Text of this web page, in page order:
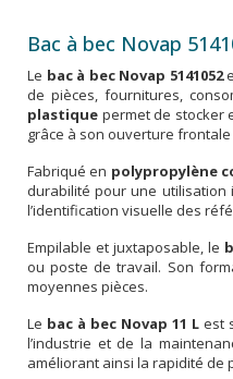
Bac à bec Novap
Le bac à bec Novap 5141052
de pièces, fournitures,
plastique permet de stocker
grâce à son ouverture
Fabriqué en polypropylène
durabilité pour une utilisation
l’identification visuelle des
Empilable et juxtaposable, le
ou poste de travail. Son
moyennes pièces.
Le bac à bec Novap 11 L est
l’industrie et de la
améliorant ainsi la rapidité de